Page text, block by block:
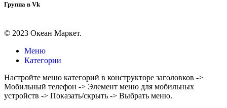
Группа в Vk
© 2023 Океан Маркет.
Меню
Категории
Настройте меню категорий в конструкторе заголовков ->
Мобильный телефон -> Элемент меню для мобильных
устройств -> Показать/скрыть -> Выбрать меню.